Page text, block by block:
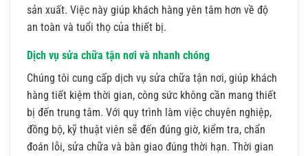
sản xuất. Việc này giúp khách hàng yên tâm hơn về độ
an toàn và tuổi thọ của thiết bị.
Dịch vụ sửa chữa tận nơi và nhanh chóng
Chúng tôi cung cấp dịch vụ sửa chữa tận nơi, giúp khách
hàng tiết kiệm thời gian, công sức không cần mang thiết
bị đến trung tâm. Với quy trình làm việc chuyên nghiệp,
đồng bộ, kỹ thuật viên sẽ đến đúng giờ, kiểm tra, chẩn
đoán lỗi, sửa chữa và bàn giao đúng thời hạn. Thời gian